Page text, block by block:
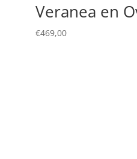
Veranea en
€469,00